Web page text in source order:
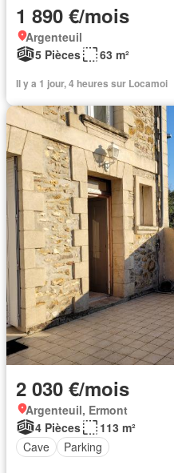
1 890 €/mois
Argenteuil
5 Pièces
63 m²
Il y a 1 jour, 4 heures sur Locamoi
2 030 €/mois
Argenteuil, Ermont
4 Pièces
113 m²
Cave
Parking